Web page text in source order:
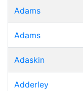
Adams
Adams
Adaskin
Adderley